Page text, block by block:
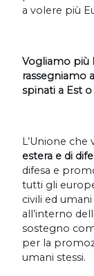
a volere più
Vogliamo più
rassegniamo
spinati a Est o
L’Unione che
estera e di
difesa e
tutti gli
civili ed
all’interno
sostegno
per la
umani stessi.